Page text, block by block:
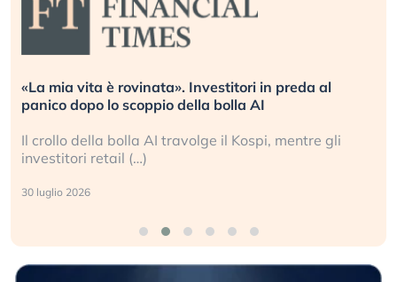
«La mia vita è rovinata». Investitori in preda al
panico dopo lo scoppio della bolla AI
Il crollo della bolla AI travolge il Kospi, mentre gli
investitori retail (…)
30 luglio 2026